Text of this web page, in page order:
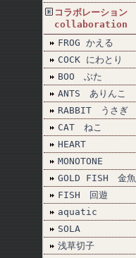
コラボレーション
collaboration
FROG かえる
COCK にわとり
BOO ぶた
ANTS ありんこ
RABBIT うさぎ
CAT ねこ
HEART
MONOTONE
GOLD FISH 金魚
FISH 回遊
aquatic
SOLA
浅草切子